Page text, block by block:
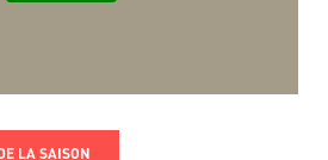
LA SAISON